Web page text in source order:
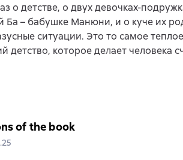
о детстве, о двух девочках-
– бабушке Манюни, и о куче их
ситуации. Это то самое
детство, которое делает человека
of the book